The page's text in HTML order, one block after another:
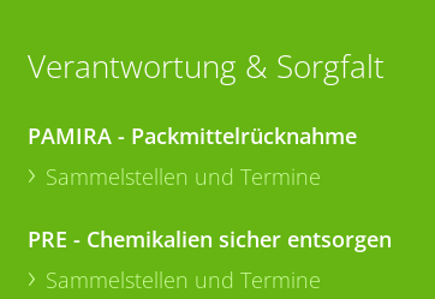
Verantwortung & Sorgfalt
PAMIRA - Packmittelrücknahme
Sammelstellen und Termine
PRE - Chemikalien sicher entsorgen
Sammelstellen und Termine